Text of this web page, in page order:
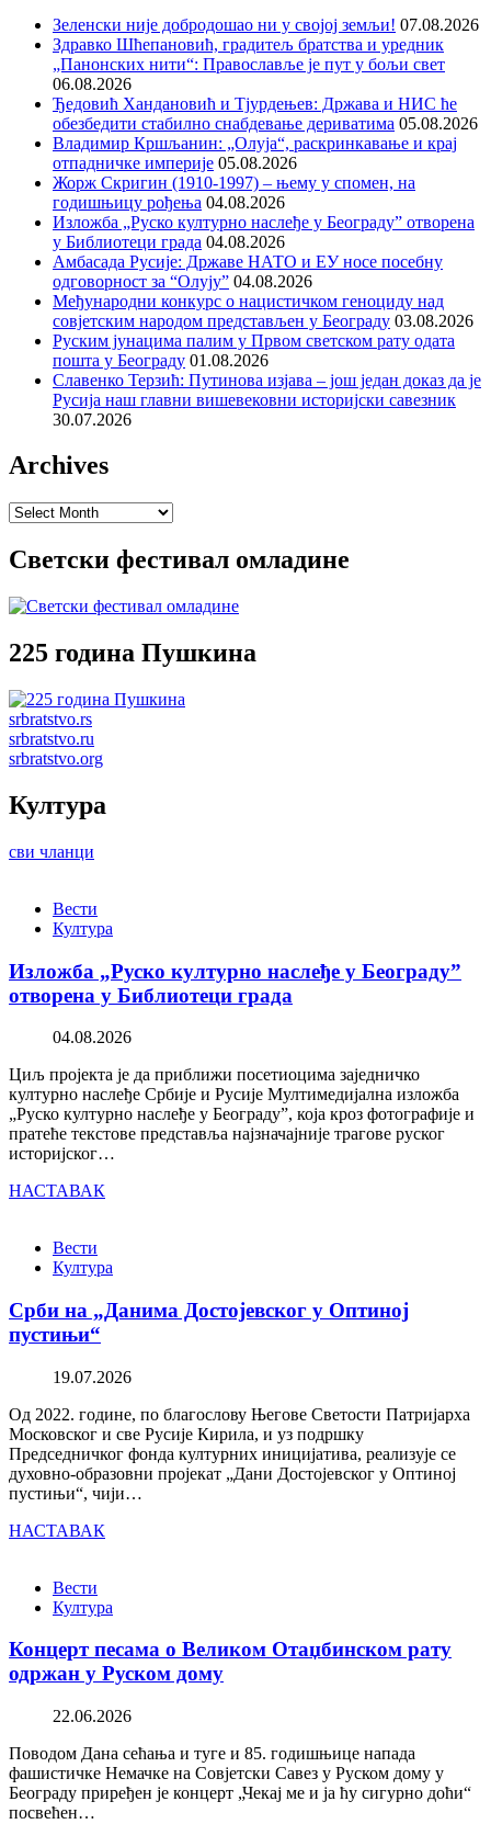
Зеленски није добродошао ни у својој земљи! 07.08.2026
Здравко Шћепановић, градитељ братства и уредник
„Панонских нити“: Православље је пут у бољи свет
06.08.2026
Ђедовић Хандановић и Тјурдењев: Држава и НИС ће
обезбедити стабилно снабдевање дериватима 05.08.2026
Владимир Кршљанин: „Олуја“, раскринкавање и крај
отпадничке империје 05.08.2026
Жорж Скригин (1910-1997) – њему у спомен, на
годишњицу рођења 04.08.2026
Изложба „Руско културно наслеђе у Београду” отворена
у Библиотеци града 04.08.2026
Амбасада Русије: Државе НАТО и ЕУ носе посебну
одговорност за “Олују” 04.08.2026
Међународни конкурс о нацистичком геноциду над
совјетским народом представљен у Београду 03.08.2026
Руским јунацима палим у Првом светском рату одата
пошта у Београду 01.08.2026
Славенко Терзић: Путинова изјава – још један доказ да је
Русија наш главни вишевековни историјски савезник
30.07.2026
Archives
Archives
Светски фестивал омладине
225 година Пушкина
srbratstvo.rs
srbratstvo.ru
srbratstvo.org
Култура
сви чланци
Вести
Култура
Изложба „Руско културно наслеђе у Београду”
отворена у Библиотеци града
04.08.2026
Циљ пројекта је да приближи посетиоцима заједничко
културно наслеђе Србије и Русије Мултимедијална изложба
„Руско културно наслеђе у Београду”, која кроз фотографије и
пратеће текстове представља најзначајније трагове руског
историјског…
НАСТАВАК
Вести
Култура
Срби на „Данима Достојевског у Оптиној
пустињи“
19.07.2026
Од 2022. године, по благослову Његове Светости Патријарха
Московског и све Русије Кирила, и уз подршку
Председничког фонда културних иницијатива, реализује се
духовно-образовни пројекат „Дани Достојевског у Оптиној
пустињи“, чији…
НАСТАВАК
Вести
Култура
Концерт песама о Великом Отаџбинском рату
одржан у Руском дому
22.06.2026
Поводом Дана сећања и туге и 85. годишњице напада
фашистичке Немачке на Совјетски Савез у Руском дому у
Београду приређен је концерт „Чекај ме и ја ћу сигурно доћи“
посвећен…